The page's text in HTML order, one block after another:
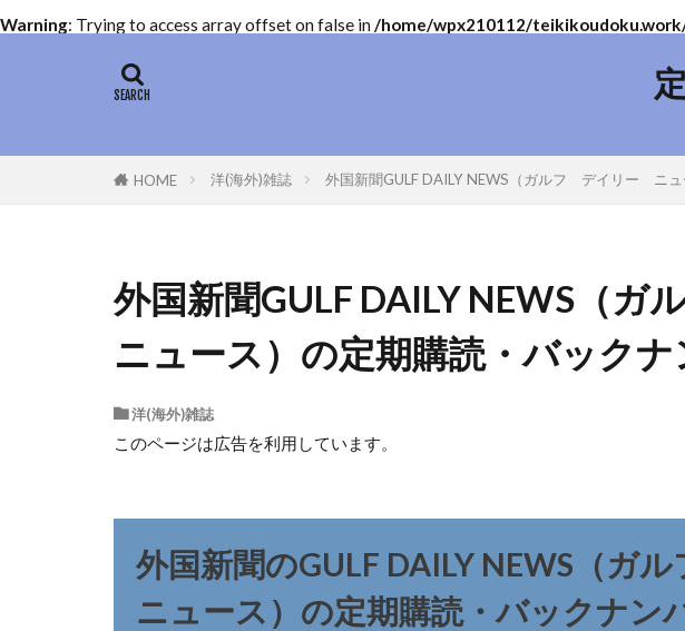
Warning: Trying to access array offset on false in/home/wpx210112/
HOME 洋(海外)雑誌 外国新聞GULF DAILY NEWS（ガルフ デイリー ニ
外国新聞GULF DAILY NEWS（
ニュース）の定期購読・バック
洋(海外)雑誌
このページは広告を利用しています。
外国新聞のGULF DAILY NEWS（
ニュース）の定期購読・バックナン